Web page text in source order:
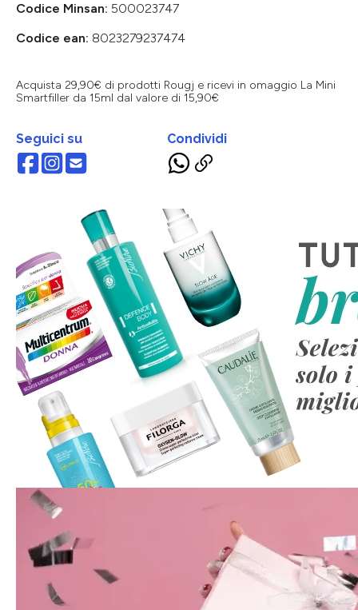
Codice Minsan: 500023747
Codice ean: 8023279237474
Acquista 29,90€ di prodotti Rougj e ricevi in omaggio La Mini
Smartfiller da 15ml dal valore di 15,90€
Seguici su Condividi